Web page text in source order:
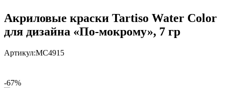
Акриловые краски Tartiso Water Color
для дизайна «По-мокрому», 7 гр
Артикул:МС4915
-67%